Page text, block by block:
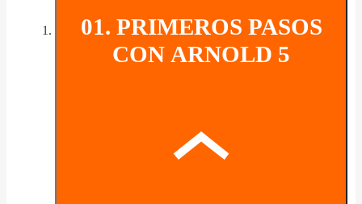
01. PRIMEROS PASOS
CON ARNOLD 5